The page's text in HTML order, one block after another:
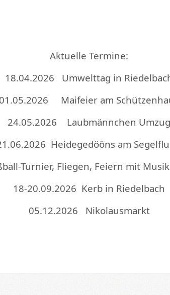
Aktuelle Termine:
18.04.2026 Umwelttag in
01.05.2026 Maifeier am
24.05.2026 Laubmännchen Umzug
Heidegedööns am
Turnier, Fliegen, Feiern mit
18-20.09.2026 Kerb in Riedelbach
05.12.2026 Nikolausmarkt